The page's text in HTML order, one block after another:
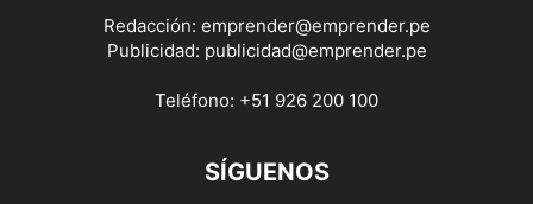
Redacción: emprender@emprender.pe
Publicidad: publicidad@emprender.pe
Teléfono: +51 926 200 100
SÍGUENOS